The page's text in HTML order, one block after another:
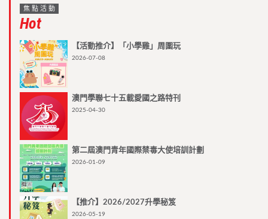
焦點活動
Hot
【活動推介】「小學雞」周圍玩
2026-07-08
澳門學聯七十五載愛國之路特刊
2025-04-30
第二屆澳門青年國際禁毒大使培訓計劃
2026-01-09
【推介】2026/2027升學秘笈
2026-05-19